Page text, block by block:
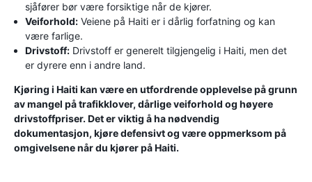
sjåfører bør være forsiktige når de kjører.
Veiforhold: Veiene på Haiti er i dårlig forfatning og kan
være farlige.
Drivstoff: Drivstoff er generelt tilgjengelig i Haiti, men det
er dyrere enn i andre land.
Kjøring i Haiti kan være en utfordrende opplevelse på grunn
av mangel på trafikklover, dårlige veiforhold og høyere
drivstoffpriser. Det er viktig å ha nødvendig
dokumentasjon, kjøre defensivt og være oppmerksom på
omgivelsene når du kjører på Haiti.